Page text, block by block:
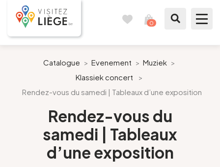
0
Bereid mijn verblijf voor
Onze suggesties
Pays de Liège
Catalogue > Evenement > Muziek >
Klassiek concert
>
Rendez-vous du samedi | Tableaux d’une exposition
Rendez-vous du
samedi | Tableaux
d’une exposition